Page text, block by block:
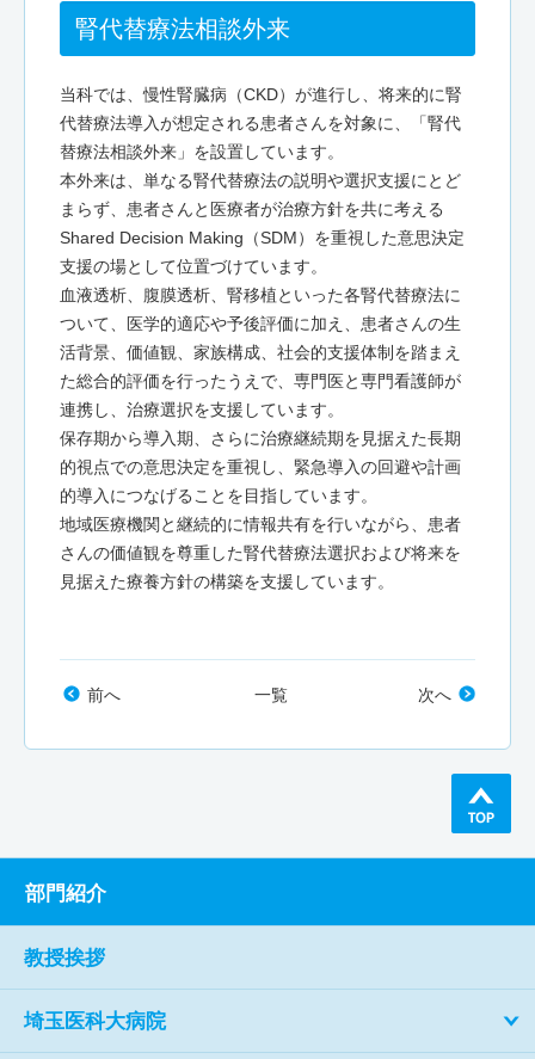
腎代替療法相談外来
当科では、慢性腎臓病（CKD）が進行し、将来的に腎
代替療法導入が想定される患者さんを対象に、「腎代
替療法相談外来」を設置しています。
本外来は、単なる腎代替療法の説明や選択支援にとど
まらず、患者さんと医療者が治療方針を共に考える
Shared Decision Making（SDM）を重視した意思決定
支援の場として位置づけています。
血液透析、腹膜透析、腎移植といった各腎代替療法に
ついて、医学的適応や予後評価に加え、患者さんの生
活背景、価値観、家族構成、社会的支援体制を踏まえ
た総合的評価を行ったうえで、専門医と専門看護師が
連携し、治療選択を支援しています。
保存期から導入期、さらに治療継続期を見据えた長期
的視点での意思決定を重視し、緊急導入の回避や計画
的導入につなげることを目指しています。
地域医療機関と継続的に情報共有を行いながら、患者
さんの価値観を尊重した腎代替療法選択および将来を
見据えた療養方針の構築を支援しています。
前へ 一覧 次へ
部門紹介
教授挨拶
埼玉医科大病院